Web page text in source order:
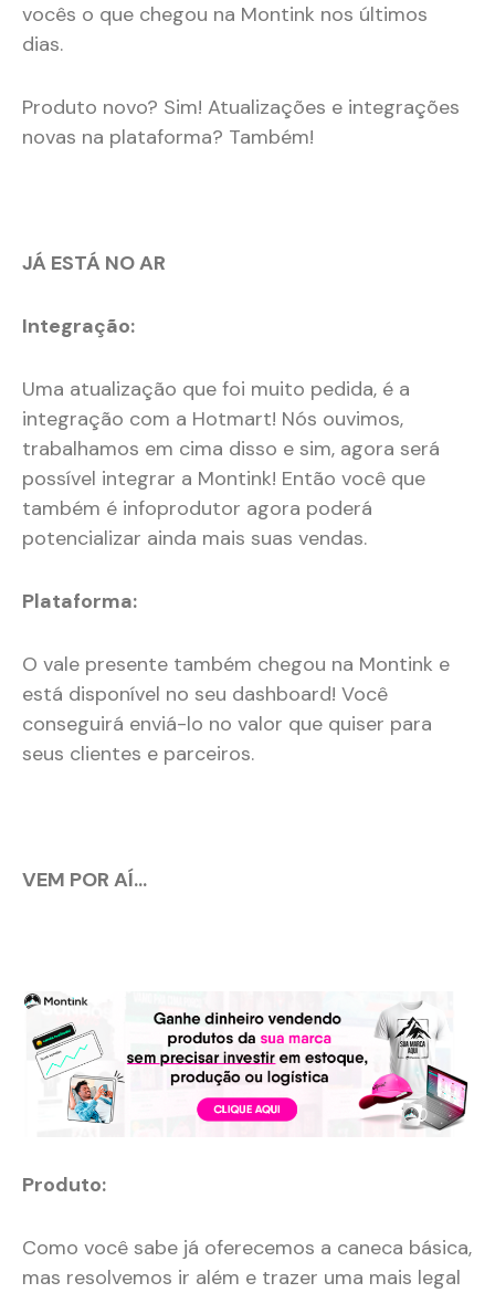
vocês o que chegou na Montink nos últimos
dias.
Produto novo? Sim! Atualizações e integrações
novas na plataforma? Também!
JÁ ESTÁ NO AR
Integração:
Uma atualização que foi muito pedida, é a
integração com a Hotmart! Nós ouvimos,
trabalhamos em cima disso e sim, agora será
possível integrar a Montink! Então você que
também é infoprodutor agora poderá
potencializar ainda mais suas vendas.
Plataforma:
O vale presente também chegou na Montink e
está disponível no seu dashboard! Você
conseguirá enviá-lo no valor que quiser para
seus clientes e parceiros.
VEM POR AÍ…
Produto:
Como você sabe já oferecemos a caneca básica,
mas resolvemos ir além e trazer uma mais legal